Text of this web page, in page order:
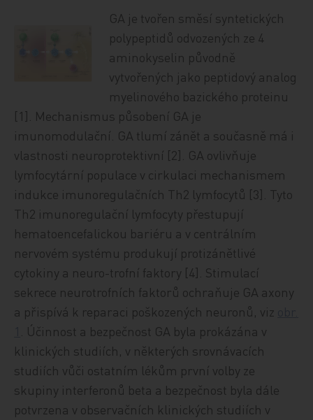
GA je tvořen směsí syntetických
polypeptidů odvozených ze 4
aminokyselin původně
vytvořených jako peptidový analog
myelinového bazického proteinu
[1]. Mechanismus působení GA je
imunomodulační. GA tlumí zánět a současně má i
vlastnosti neuroprotektivní [2]. GA ovlivňuje
lymfocytární populace v cirkulaci mechanismem
indukce imunoregulačních Th2 lymfocytů [3]. Tyto
Th2 imunoregulační lymfocyty přestupují
hematoencefalickou bariéru a v centrálním
nervovém systému produkují protizánětlivé
cytokiny a neuro-trofní faktory [4]. Stimulací
sekrece neurotrofních faktorů ochraňuje GA axony
a přispívá k reparaci poškozených neuronů, viz
. Účinnost a bezpečnost GA byla prokázána v
klinických studiích, v některých srovnávacích
studiích vůči ostatním lékům první volby ze
skupiny interferonů beta a bezpečnost byla dále
potvrzena v observačních klinických studiích v